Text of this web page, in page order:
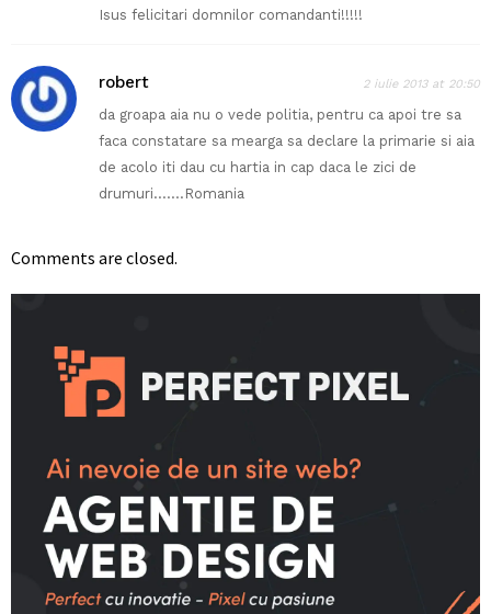
Isus felicitari domnilor comandanti!!!!!
robert 2 iulie 2013 at 20:50
da groapa aia nu o vede politia, pentru ca apoi tre sa
faca constatare sa mearga sa declare la primarie si aia
de acolo iti dau cu hartia in cap daca le zici de
drumuri…….Romania
Comments are closed.